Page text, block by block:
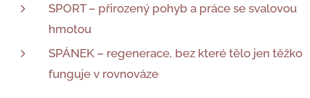
SPORT – přirozený pohyb a práce se svalovou
hmotou
SPÁNEK – regenerace, bez které tělo jen těžko
funguje v rovnováze